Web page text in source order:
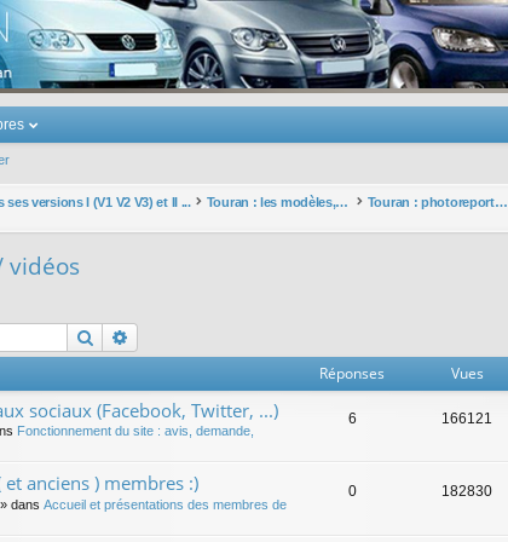
Touran
versions I (V1 V2 V3) et II ... Touran : les modèles, les prix, les achats, les options, ... Touran : photoreportages / vidéos
vidéos
Rechercher
Réponses Vues
sociaux (Facebook, Twitter, ...)
Fonctionnement du site : avis, demande,
6 166121
anciens ) membres :)
» dans Accueil et présentations des membres de
0 182830